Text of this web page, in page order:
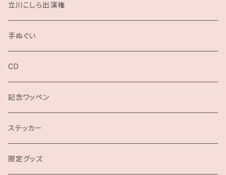
立川こしら出演権
手ぬぐい
CD
記念ワッペン
ステッカー
限定グッズ